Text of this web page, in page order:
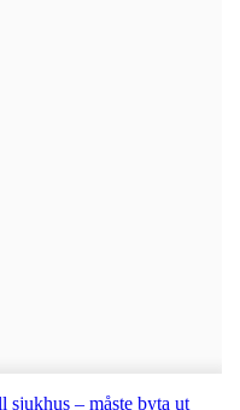
sjukhus – måste byta ut